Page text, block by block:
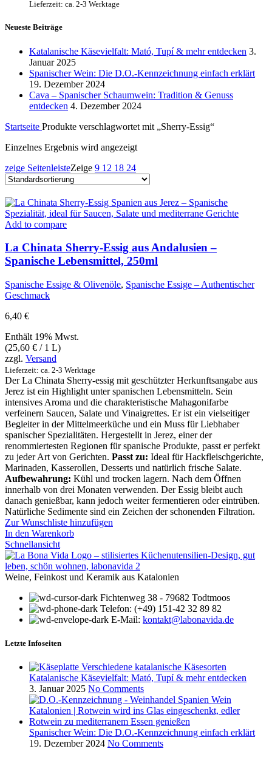
Lieferzeit: ca. 2-3 Werktage
Neueste Beiträge
Katalanische Käsevielfalt: Mató, Tupí & mehr entdecken 3.
Januar 2025
Spanischer Wein: Die D.O.-Kennzeichnung einfach erklärt
19. Dezember 2024
Cava – Spanischer Schaumwein: Tradition & Genuss
entdecken 4. Dezember 2024
Startseite Produkte verschlagwortet mit „Sherry-Essig“
Einzelnes Ergebnis wird angezeigt
zeige SeitenleisteZeige 9 12 18 24
Add to compare
La Chinata Sherry-Essig aus Andalusien –
Spanische Lebensmittel, 250ml
Spanische Essige & Olivenöle, Spanische Essige – Authentischer
Geschmack
6,40 €
Enthält 19% Mwst.
(25,60 € / 1 L)
zzgl. Versand
Lieferzeit: ca. 2-3 Werktage
Der La Chinata Sherry-essig mit geschützter Herkunftsangabe aus
Jerez ist ein Highlight unter spanischen Lebensmitteln. Sein
intensives Aroma und die charakteristische Mahagonifarbe
verfeinern Saucen, Salate und Vinaigrettes. Er ist ein vielseitiger
Begleiter in der Mittelmeerküche und ein Muss für Liebhaber
spanischer Spezialitäten. Hergestellt in Jerez, einer der
renommiertesten Regionen für spanische Produkte, passt er perfekt
zu jeder Art von Gerichten. Passt zu: Ideal für Hackfleischgerichte,
Marinaden, Kasserollen, Desserts und natürlich frische Salate.
Aufbewahrung: Kühl und trocken lagern. Nach dem Öffnen
innerhalb von drei Monaten verwenden. Der Essig bleibt auch
danach genießbar, kann jedoch weiter fermentieren oder eintrüben.
Natürliche Sedimente sind ein Zeichen der schonenden Filtration.
Zur Wunschliste hinzufügen
In den Warenkorb
Schnellansicht
Weine, Feinkost und Keramik aus Katalonien
Fichtenweg 38 - 79682 Todtmoos
Telefon: (+49) 151-42 32 89 82
E-Mail: kontakt@labonavida.de
Letzte Infoseiten
Katalanische Käsevielfalt: Mató, Tupí & mehr entdecken
3. Januar 2025 No Comments
Spanischer Wein: Die D.O.-Kennzeichnung einfach erklärt
19. Dezember 2024 No Comments